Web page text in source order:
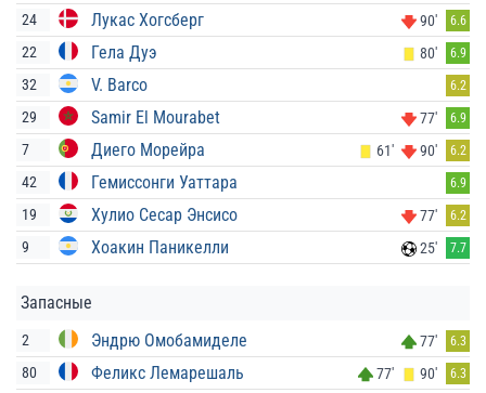
24 Лукас Хогсберг 90' 6.6
22 Гела Дуэ 80' 6.9
32 V. Barco 6.2
29 Samir El Mourabet 77' 6.9
7 Диего Морейра 61' 90' 6.2
42 Гемиссонги Уаттара 6.9
19 Хулио Сесар Энсисо 77' 6.2
9 Хоакин Паникелли 25' 7.7
Запасные
2 Эндрю Омобамиделе 77' 6.3
80 Феликс Лемарешаль 77' 90' 6.3